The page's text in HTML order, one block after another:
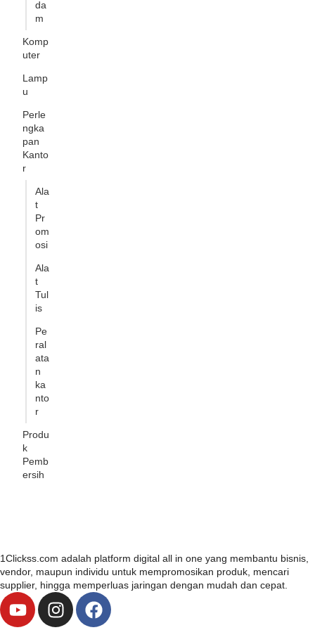
da
m
Komp
uter
Lamp
u
Perle
ngka
pan
Kanto
r
Ala
t
Pr
om
osi
Ala
t
Tul
is
Pe
ral
ata
n
ka
nto
r
Produ
k
Pemb
ersih
1Clickss.com adalah platform digital all in one yang membantu bisnis,
vendor, maupun individu untuk mempromosikan produk, mencari
supplier, hingga memperluas jaringan dengan mudah dan cepat.
Y
o
I
n
F
a